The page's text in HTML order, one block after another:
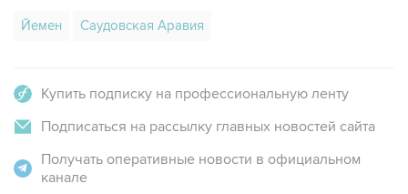
Йемен Саудовская Аравия
Купить подписку на профессиональную ленту
Подписаться на рассылку главных новостей сайта
Получать оперативные новости в официальном
канале